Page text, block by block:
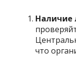
Наличие
что